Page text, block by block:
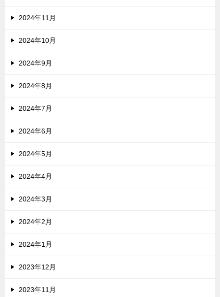
2024年11月
2024年10月
2024年9月
2024年8月
2024年7月
2024年6月
2024年5月
2024年4月
2024年3月
2024年2月
2024年1月
2023年12月
2023年11月